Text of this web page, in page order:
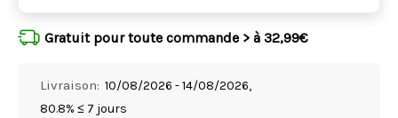
Gratuit pour toute commande > à 32,99€
Livraison: 10/08/2026 - 14/08/2026,
80.8% ≤ 7 jours